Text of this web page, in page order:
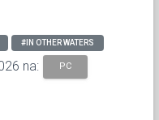
#IN OTHER WATERS
na: PC